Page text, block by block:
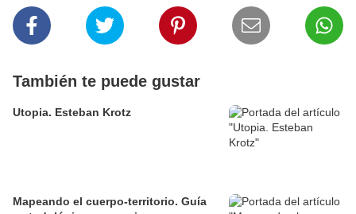
También te puede gustar
Utopia. Esteban Krotz
Mapeando el cuerpo-territorio. Guía